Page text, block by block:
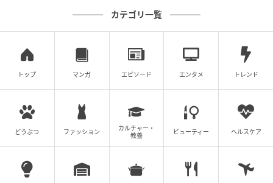
カテゴリ一覧
トップ マンガ エピソード エンタメ トレンド
どうぶつ ファッション
カルチャー・
教養
ビューティー ヘルスケア